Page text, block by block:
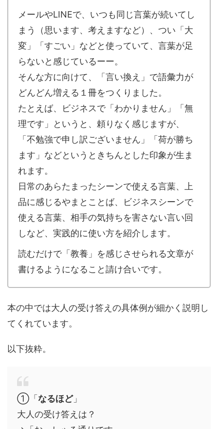
メールやLINEで、いつも同じ言葉が続いてし
まう（思います、考えますなど）、つい「大
変」「すごい」などと使っていて、言葉が足
らないと感じているーー。
そんな方に向けて、「言い換え」で語彙力が
どんどん増える１冊をつくりました。
たとえば、ビジネスで「わかりません」「無
理です」というと、頼りなく感じますが、
「不勉強で申し訳ございません」「荷が勝ち
ます」などというときちんとした印象が生ま
れます。
日常のあらたまったシーンで使える言葉、上
品に感じるやまとことば、ビジネスシーンで
使える言葉、相手の気持ちを害さない言い回
しなど、実践的に使い方を紹介します。
読むだけで「教養」を感じさせられる文章が
書けるようになること請け合いです。
本の中では大人の受け答えの具体例が細かく説明し
てくれています。
以下抜粋。
①「なるほど」
大人の受け答えは？